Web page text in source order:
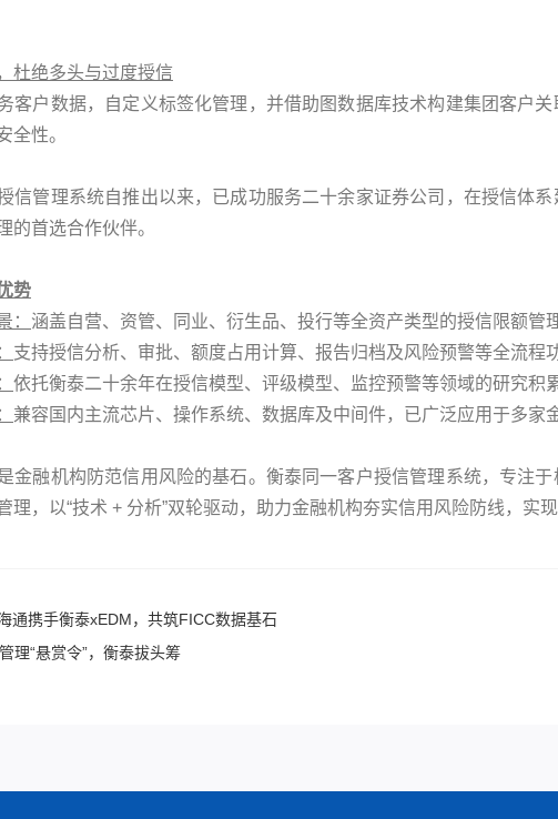
杜绝多头与过度授信
客户数据，自定义标签化管理，并借助图数据库技术构建集团客户
全性。
信管理系统自推出以来，已成功服务二十余家证券公司，在授信体
的首选合作伙伴。
势
： 涵盖自营、资管、同业、衍生品、投行等全资产类型的授信限额管理
支持授信分析、审批、额度占用计算、报告归档及风险预警等全流程
依托衡泰二十余年在授信模型、评级模型、监控预警等领域的研究积
兼容国内主流芯片、操作系统、数据库及中间件，已广泛应用于多家
金融机构防范信用风险的基石。衡泰同一客户授信管理系统，专注
理，以“技术 + 分析”双轮驱动，助力金融机构夯实信用风险防线，实
通携手衡泰xEDM，共筑FICC数据基石
理“悬赏令”，衡泰拔头筹